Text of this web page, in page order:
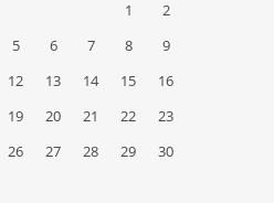
1
2
5 6 7 8
9
12 13 14 15
16
19 20 21 22
23
26 27 28 29
30